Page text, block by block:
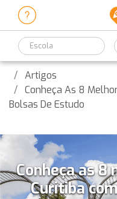
Escola
Artigos
Conheça As 8
Bolsas De Estudo
Conheça as 8
Curitiba